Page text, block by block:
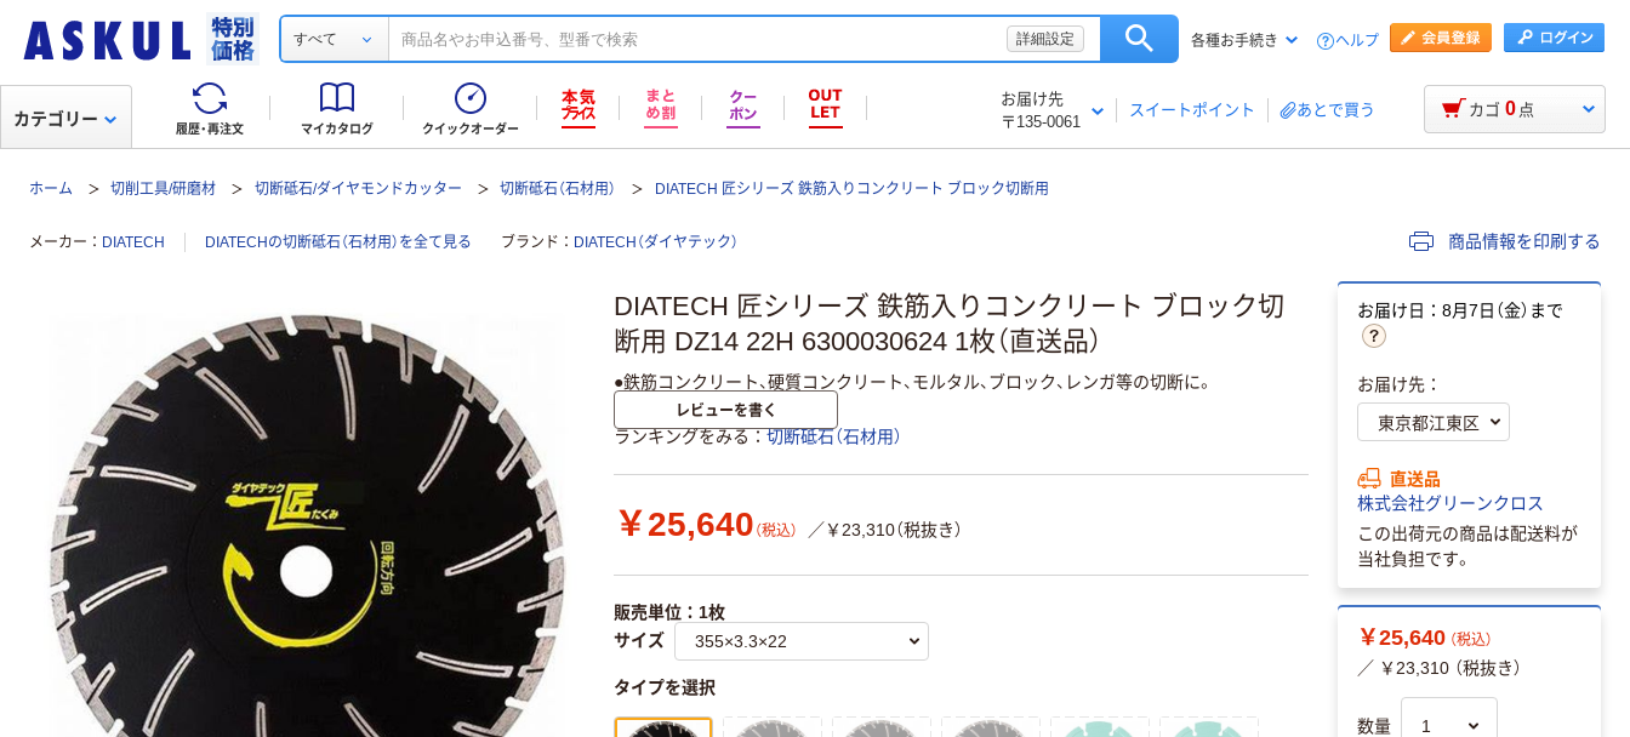
すべて 詳細設定 各種お手続き ヘルプ
履歴・再注文 マイカタログ クイックオーダー
お届け先
〒135-0061
スイートポイント あとで買う
カテゴリー カゴ 0 点
ホーム 切削工具/研磨材 切断砥石/ダイヤモンドカッター 切断砥石（石材用） DIATECH 匠シリーズ 鉄筋入りコンクリート ブロック切断用
メーカー DIATECH DIATECHの切断砥石（石材用）を全て見る ブランド DIATECH（ダイヤテック） 商品情報を印刷する
DIATECH 匠シリーズ 鉄筋入りコンクリート ブロック切
断用 DZ14 22H 6300030624 1枚（直送品）
●鉄筋コンクリート、硬質コンクリート、モルタル、ブロック、レンガ等の切断に。
レビューを書く
ランキングをみる 切断砥石（石材用）
￥25,640 （税込） ／￥23,310（税抜き）
販売単位：1枚
サイズ
タイプを選択
お届け日：8月7日（金）まで
お届け先：
直送品
株式会社グリーンクロス
この出荷元の商品は配送料が
当社負担です。
￥25,640 （税込）
／ ￥23,310 （税抜き）
数量